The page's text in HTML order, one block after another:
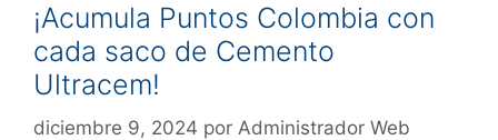
¡Acumula Puntos Colombia con
cada saco de Cemento
Ultracem!
diciembre 9, 2024 por Administrador Web